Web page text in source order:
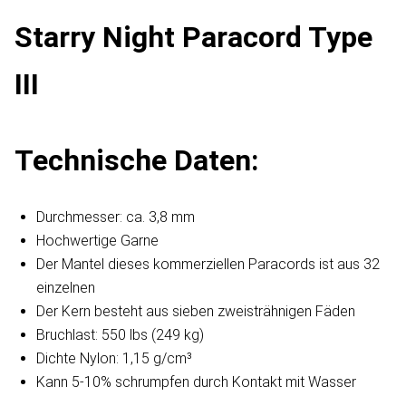
Starry Night Paracord Type
III
Technische Daten:
Durchmesser: ca. 3,8 mm
Hochwertige Garne
Der Mantel dieses kommerziellen Paracords ist aus 32
einzelnen
Der Kern besteht aus sieben zweisträhnigen Fäden
Bruchlast: 550 lbs (249 kg)
Dichte Nylon: 1,15 g/cm³
Kann 5-10% schrumpfen durch Kontakt mit Wasser